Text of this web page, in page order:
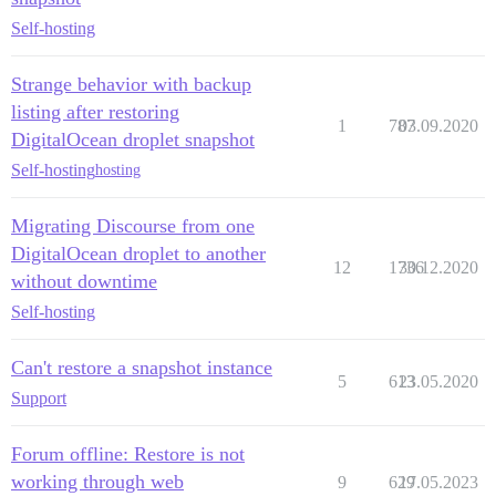
Self-hosting
Strange behavior with backup
listing after restoring
DigitalOcean droplet snapshot
Self-hostinghosting
1 787
03.09.2020
Migrating Discourse from one
DigitalOcean droplet to another
without downtime
Self-hosting
12 1736
30.12.2020
Can't restore a snapshot instance
Support
5 613
23.05.2020
Forum offline: Restore is not
working through web
9 629
17.05.2023